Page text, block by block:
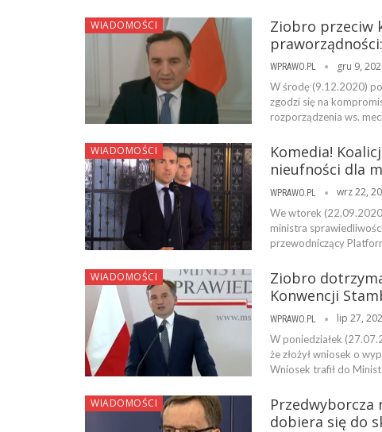
WIADOMOŚCI
Ziobro przeciw
WPRAWO.PL gru 9,
W środę (9.12.2020)
zgodzi się na
rozporządzenia ws.
WIADOMOŚCI
Komedia!
nieufności dla
WPRAWO.PL wrz 22,
We wtorek
ministra
przewodniczący
WIADOMOŚCI
Ziobro
Konwencji
WPRAWO.PL lip 27,
W poniedziałek
że złożył wniosek o
Wniosek trafił do
WIADOMOŚCI
Przedwyborcza
dobiera się do